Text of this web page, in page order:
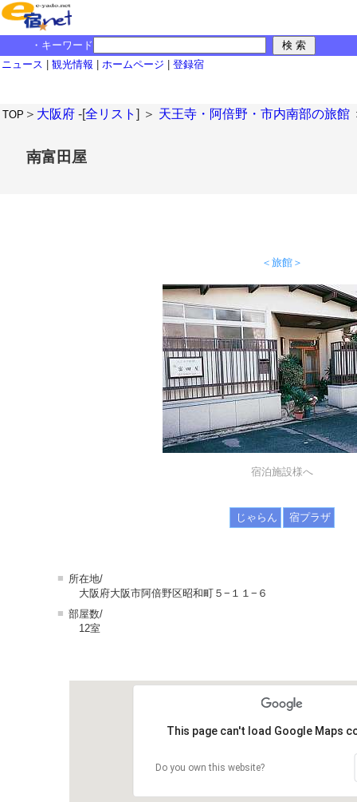
・キーワード
ニュース
観光情報 ホームページ 登録宿
TOP ＞ 大阪府 -[全リスト ] ＞ 天王寺・阿倍野・市内南部の旅館
南富田屋
＜旅館＞
宿泊施設様へ
じゃらん 宿プラザ
■ 所在地/
大阪府大阪市阿倍野区昭和町５−１１−６
■ 部屋数/
12室
This page can't load Google Maps
Do you own this website?